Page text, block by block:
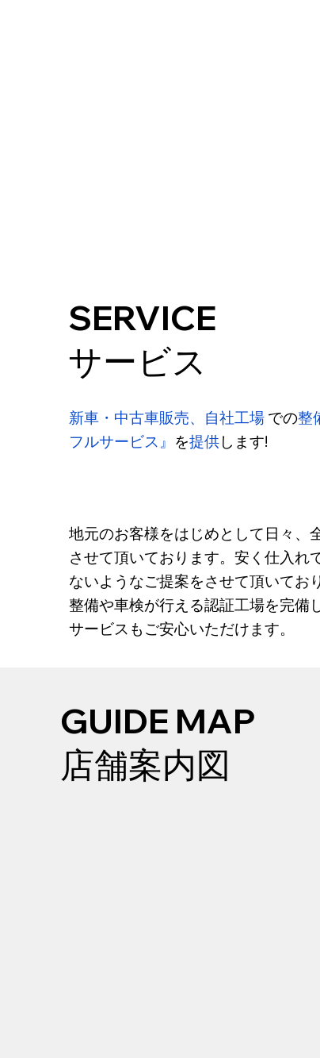
SERVICE
サービス
新車・中古車販売、自社工場 での整
フルサービス』 を提供します!
地元のお客様をはじめとして日々、
させて頂いております。安く仕入れ
ないようなご提案をさせて頂いてお
整備や車検が行える認証工場を完備
サービスもご安心いただけます。
GUIDE MAP
店舗案内図